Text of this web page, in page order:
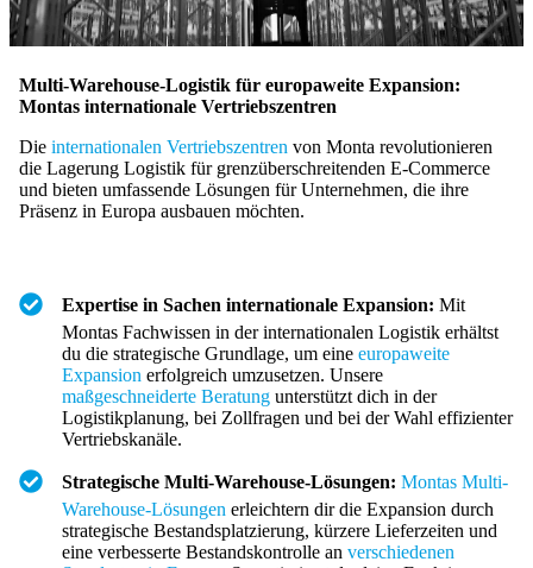
Multi-Warehouse-Logistik für europaweite Expansion:
Montas internationale Vertriebszentren
Die internationalen Vertriebszentren von Monta revolutionieren
die Lagerung Logistik für grenzüberschreitenden E-Commerce
und bieten umfassende Lösungen für Unternehmen, die ihre
Präsenz in Europa ausbauen möchten.
Expertise in Sachen internationale Expansion: Mit
Montas Fachwissen in der internationalen Logistik erhältst
du die strategische Grundlage, um eine europaweite
Expansion erfolgreich umzusetzen. Unsere
maßgeschneiderte Beratung unterstützt dich in der
Logistikplanung, bei Zollfragen und bei der Wahl effizienter
Vertriebskanäle.
Strategische Multi-Warehouse-Lösungen: Montas Multi-
Warehouse-Lösungen erleichtern dir die Expansion durch
strategische Bestandsplatzierung, kürzere Lieferzeiten und
eine verbesserte Bestandskontrolle an verschiedenen